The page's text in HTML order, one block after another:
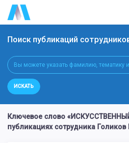
Поиск публикаций
ИСКАТЬ
Ключевое слово
публикациях сотрудника